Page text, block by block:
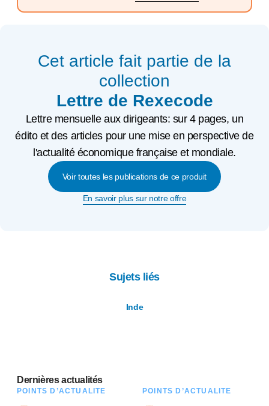
Cet article fait partie de la
collection
Lettre de Rexecode
Lettre mensuelle aux dirigeants: sur 4 pages, un
édito et des articles pour une mise en perspective de
l'actualité économique française et mondiale.
Voir toutes les publications de ce produit
En savoir plus sur notre offre
Sujets liés
Inde
Dernières actualités
POINTS D’ACTUALITÉ POINTS D’ACTUALITÉ